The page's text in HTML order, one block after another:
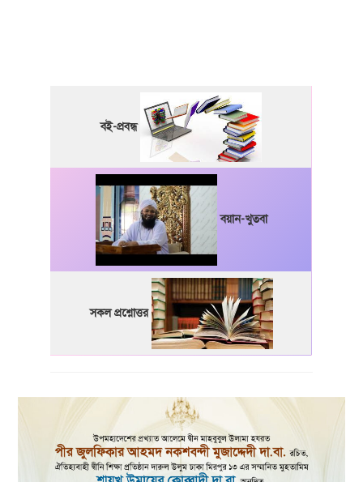
বই-প্রবন্ধ
বয়ান-খুতবা
সকল প্রশ্নোত্তর